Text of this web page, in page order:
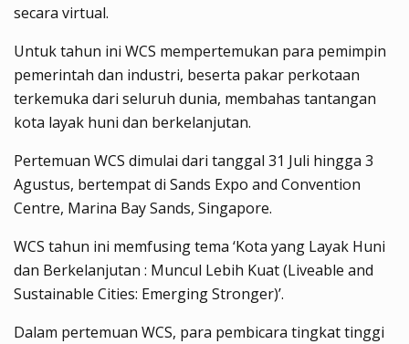
secara virtual.
Untuk tahun ini WCS mempertemukan para pemimpin
pemerintah dan industri, beserta pakar perkotaan
terkemuka dari seluruh dunia, membahas tantangan
kota layak huni dan berkelanjutan.
Pertemuan WCS dimulai dari tanggal 31 Juli hingga 3
Agustus, bertempat di Sands Expo and Convention
Centre, Marina Bay Sands, Singapore.
WCS tahun ini memfusing tema ‘Kota yang Layak Huni
dan Berkelanjutan : Muncul Lebih Kuat (Liveable and
Sustainable Cities: Emerging Stronger)’.
Dalam pertemuan WCS, para pembicara tingkat tinggi